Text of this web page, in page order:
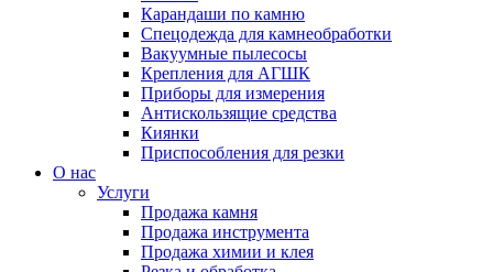
Карандаши по камню
Спецодежда для камнеобработки
Вакуумные пылесосы
Крепления для АГШК
Приборы для измерения
Антискользящие средства
Киянки
Приспособления для резки
О нас
Услуги
Продажа камня
Продажа инструмента
Продажа химии и клея